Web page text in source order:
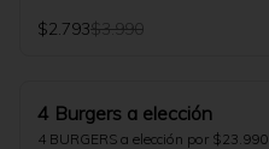
$2.793$3.990
4 Burgers a elección
4 BURGERS a elección por $23.990